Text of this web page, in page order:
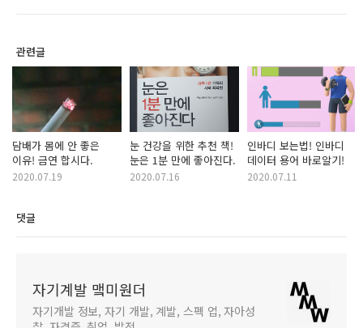
관련글
담배가 몸에 안 좋은
이유! 금연 합시다.
2020.07.19
눈 건강을 위한 추천 책!
눈은 1분 만에 좋아진다.
2020.07.16
인바디 보는법! 인바디
데이터 용어 바로알기!
2020.07.11
댓글
자기계발 맼미원더
자기개발 정보, 자기 개발, 계발, 스펙 업, 자아성